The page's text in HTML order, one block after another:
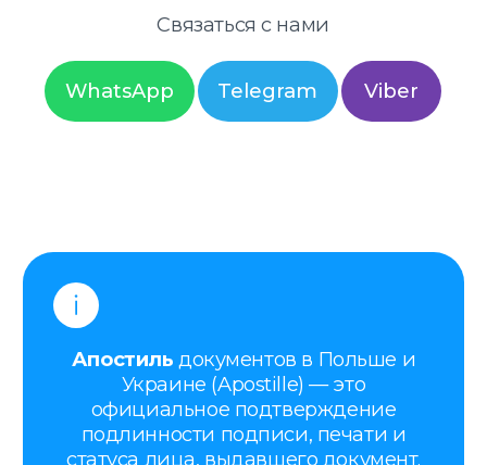
подлинности подписи, печати и
Апостиль ставится для того, чтобы
документ, оформленный в Польше
или Украине, имел юридическую
силу за границей.